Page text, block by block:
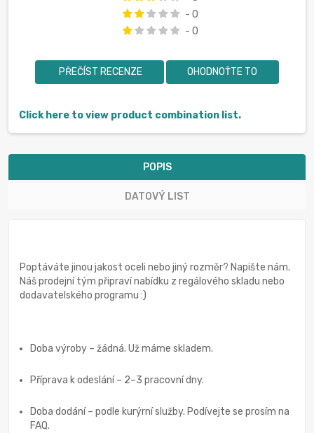
- 0
- 0
PŘEČÍST RECENZE OHODNOŤTE TO
Click here to view product combination list.
POPIS
DATOVÝ LIST
Poptáváte jinou jakost oceli nebo jiný rozměr? Napište nám.
Náš prodejní tým připraví nabídku z regálového skladu nebo
dodavatelského programu :)
Doba výroby – žádná. Už máme skladem.
Příprava k odeslání – 2–3 pracovní dny.
Doba dodání – podle kurýrní služby. Podívejte se prosím na
FAQ.